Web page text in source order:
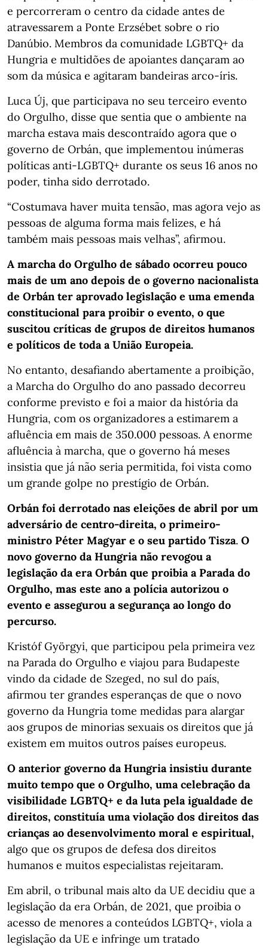
e percorreram o centro da cidade antes de
atravessarem a Ponte Erzsébet sobre o rio
Danúbio. Membros da comunidade LGBTQ+ da
Hungria e multidões de apoiantes dançaram ao
som da música e agitaram bandeiras arco-íris.
Luca Új, que participava no seu terceiro evento
do Orgulho, disse que sentia que o ambiente na
marcha estava mais descontraído agora que o
governo de Orbán, que implementou inúmeras
políticas anti-LGBTQ+ durante os seus 16 anos no
poder, tinha sido derrotado.
“Costumava haver muita tensão, mas agora vejo as
pessoas de alguma forma mais felizes, e há
também mais pessoas mais velhas”, afirmou.
A marcha do Orgulho de sábado ocorreu pouco
mais de um ano depois de o governo nacionalista
de Orbán ter aprovado legislação e uma emenda
constitucional para proibir o evento, o que
suscitou críticas de grupos de direitos humanos
e políticos de toda a União Europeia.
No entanto, desafiando abertamente a proibição,
a Marcha do Orgulho do ano passado decorreu
conforme previsto e foi a maior da história da
Hungria, com os organizadores a estimarem a
afluência em mais de 350.000 pessoas. A enorme
afluência à marcha, que o governo há meses
insistia que já não seria permitida, foi vista como
um grande golpe no prestígio de Orbán.
Orbán foi derrotado nas eleições de abril por um
adversário de centro-direita, o primeiro-
ministro Péter Magyar e o seu partido Tisza. O
novo governo da Hungria não revogou a
legislação da era Orbán que proibia a Parada do
Orgulho, mas este ano a polícia autorizou o
evento e assegurou a segurança ao longo do
percurso.
Kristóf Györgyi, que participou pela primeira vez
na Parada do Orgulho e viajou para Budapeste
vindo da cidade de Szeged, no sul do país,
afirmou ter grandes esperanças de que o novo
governo da Hungria tome medidas para alargar
aos grupos de minorias sexuais os direitos que já
existem em muitos outros países europeus.
O anterior governo da Hungria insistiu durante
muito tempo que o Orgulho, uma celebração da
visibilidade LGBTQ+ e da luta pela igualdade de
direitos, constituía uma violação dos direitos das
crianças ao desenvolvimento moral e espiritual,
algo que os grupos de defesa dos direitos
humanos e muitos especialistas rejeitaram.
Em abril, o tribunal mais alto da UE decidiu que a
legislação da era Orbán, de 2021, que proibia o
acesso de menores a conteúdos LGBTQ+, viola a
legislação da UE e infringe um tratado